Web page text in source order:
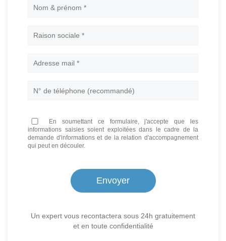
Nom
En soumettant ce formulaire, j'accepte que les
informations saisies soient exploitées dans le cadre de la
demande d'informations et de la relation d'accompagnement
qui peut en découler.
Un expert vous recontactera sous 24h gratuitement
et en toute confidentialité